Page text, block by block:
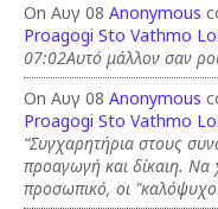
On Αυγ 08 Anonymous
Proagogi Sto Vathmo
07:02Αυτό μάλλον σαν
On Αυγ 08 Anonymous
Proagogi Sto Vathmo
“Συγχαρητήρια στους
προαγωγή και δίκαιη. Να
προσωπικό, οι